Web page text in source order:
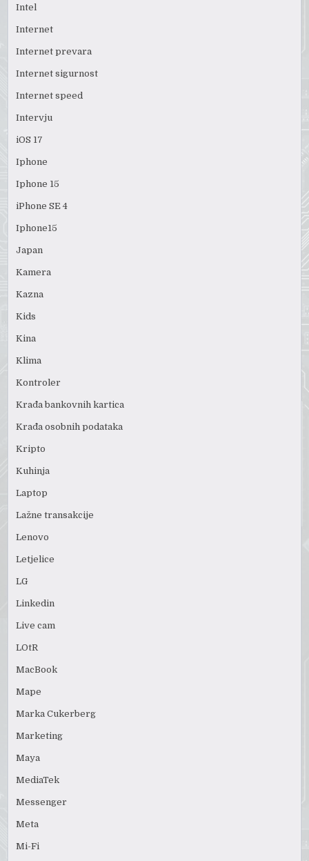
Intel
Internet
Internet prevara
Internet sigurnost
Internet speed
Intervju
iOS 17
Iphone
Iphone 15
iPhone SE 4
Iphone15
Japan
Kamera
Kazna
Kids
Kina
Klima
Kontroler
Krađa bankovnih kartica
Krađa osobnih podataka
Kripto
Kuhinja
Laptop
Lažne transakcije
Lenovo
Letjelice
LG
Linkedin
Live cam
LOtR
MacBook
Mape
Marka Cukerberg
Marketing
Maya
MediaTek
Messenger
Meta
Mi-Fi